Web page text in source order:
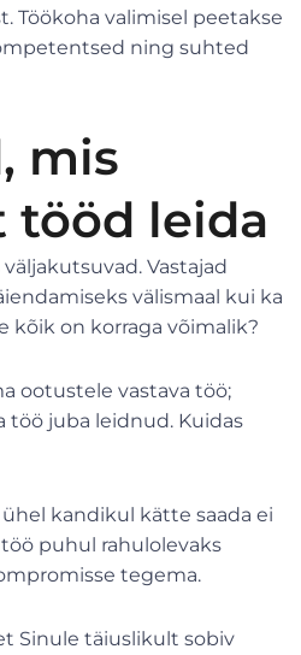
valimisel peetakse
ning suhted
mis
tööd leida
Vastajad
välismaal kui ka
kõik on korraga võimalik?
ootustele vastava töö;
töö juba leidnud. Kuidas
kandikul kätte saada ei
puhul rahulolevaks
tegema.
Sinule täiuslikult sobiv